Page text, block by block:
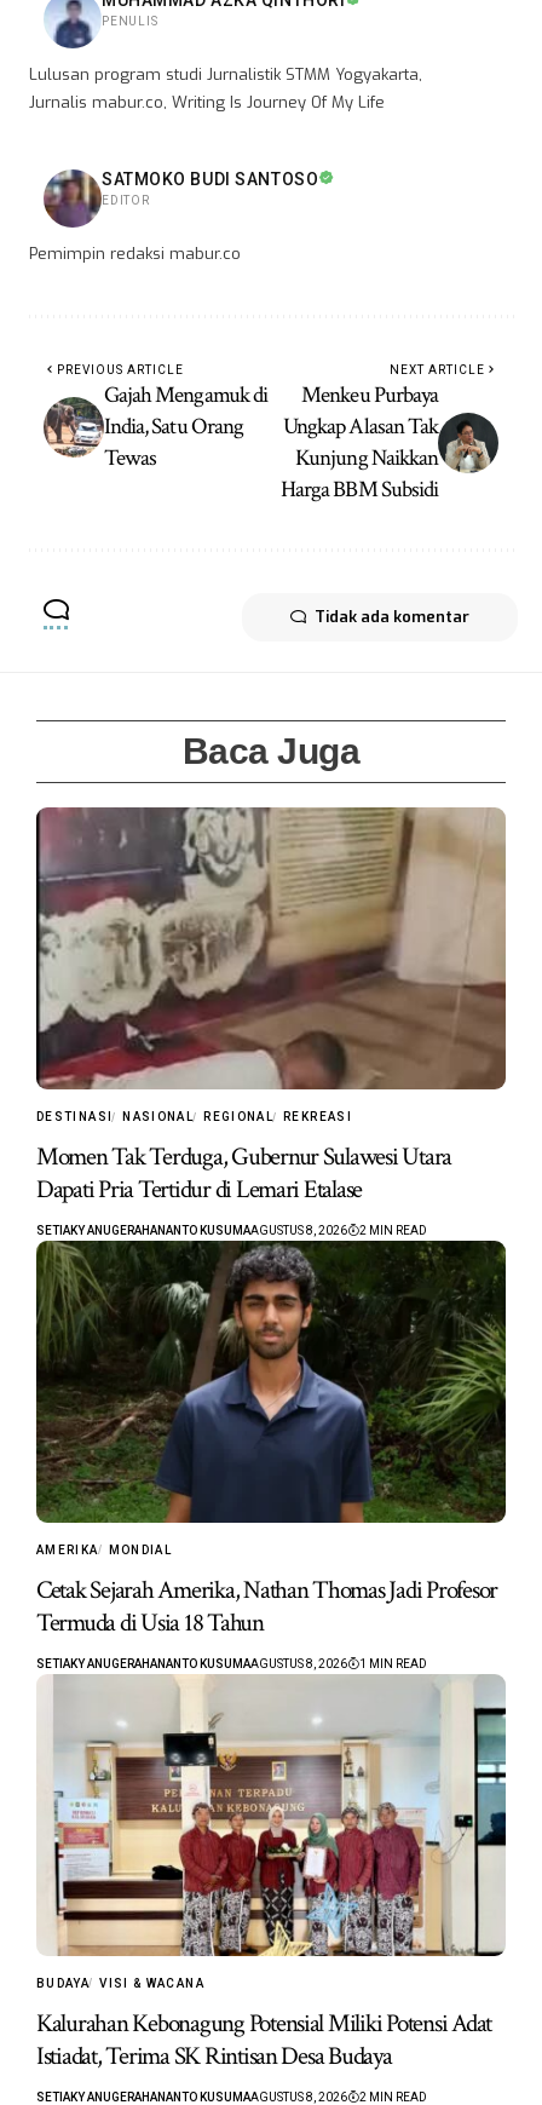
PENULIS
Lulusan program studi Jurnalistik STMM Yogyakarta,
Jurnalis mabur.co, Writing Is Journey Of My Life
SATMOKO BUDI SANTOSO
EDITOR
Pemimpin redaksi mabur.co
PREVIOUS ARTICLE
Gajah Mengamuk di
India, Satu Orang
Tewas
NEXT ARTICLE
Menkeu Purbaya
Ungkap Alasan Tak
Kunjung Naikkan
Harga BBM Subsidi
Tidak ada komentar
Baca Juga
DESTINASI NASIONAL REGIONAL REKREASI
Momen Tak Terduga, Gubernur Sulawesi Utara
Dapati Pria Tertidur di Lemari Etalase
SETIAKY ANUGERAHANANTO KUSUMAAGUSTUS 8, 2026 2 MIN READ
AMERIKA MONDIAL
Cetak Sejarah Amerika, Nathan Thomas Jadi Profesor
Termuda di Usia 18 Tahun
SETIAKY ANUGERAHANANTO KUSUMAAGUSTUS 8, 2026 1 MIN READ
BUDAYA VISI & WACANA
Kalurahan Kebonagung Potensial Miliki Potensi Adat
Istiadat, Terima SK Rintisan Desa Budaya
SETIAKY ANUGERAHANANTO KUSUMAAGUSTUS 8, 2026 2 MIN READ